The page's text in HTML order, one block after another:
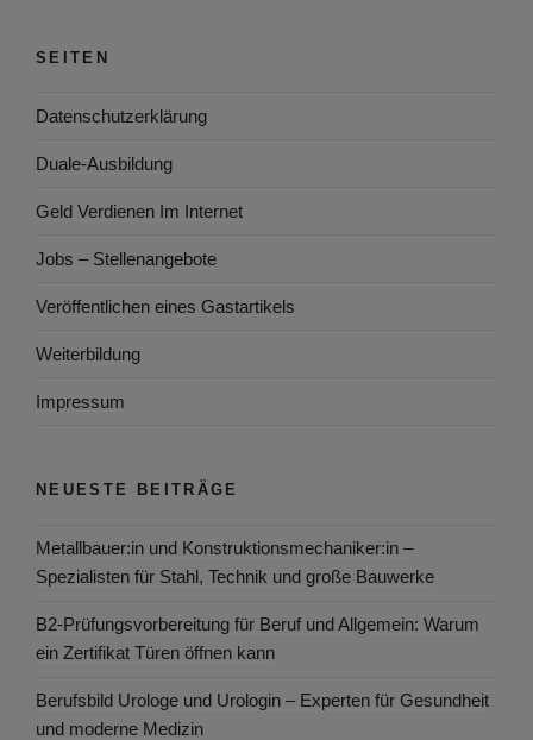
SEITEN
Datenschutzerklärung
Duale-Ausbildung
Geld Verdienen Im Internet
Jobs – Stellenangebote
Veröffentlichen eines Gastartikels
Weiterbildung
Impressum
NEUESTE BEITRÄGE
Metallbauer:in und Konstruktionsmechaniker:in –
Spezialisten für Stahl, Technik und große Bauwerke
B2-Prüfungsvorbereitung für Beruf und Allgemein: Warum
ein Zertifikat Türen öffnen kann
Berufsbild Urologe und Urologin – Experten für Gesundheit
und moderne Medizin